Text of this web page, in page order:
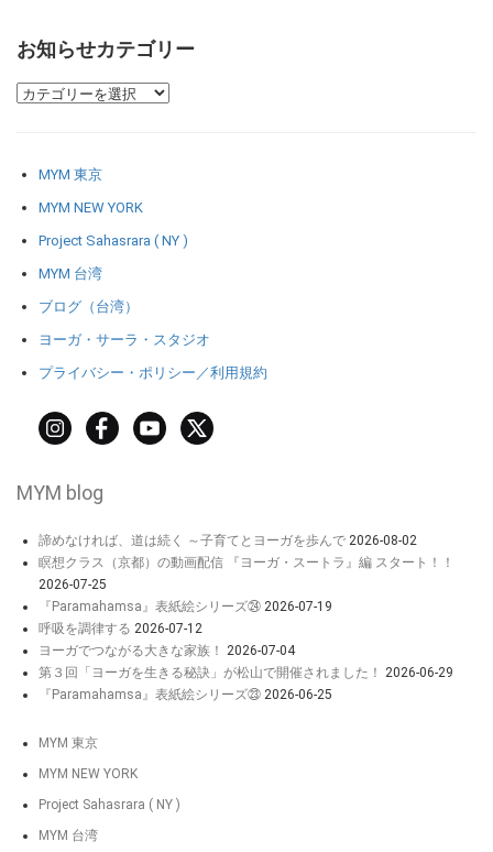
お知らせカテゴリー
MYM 東京
MYM NEW YORK
Project Sahasrara ( NY )
MYM 台湾
ブログ（台湾）
ヨーガ・サーラ・スタジオ
プライバシー・ポリシー／利用規約
MYM blog
諦めなければ、道は続く ～子育てとヨーガを歩んで 2026-08-02
瞑想クラス（京都）の動画配信 『ヨーガ・スートラ』編 スタート！！
2026-07-25
『Paramahamsa』表紙絵シリーズ㉔ 2026-07-19
呼吸を調律する 2026-07-12
ヨーガでつながる大きな家族！
2026-07-04
第３回「ヨーガを生きる秘訣」が松山で開催されました！
2026-06-29
『Paramahamsa』表紙絵シリーズ㉓ 2026-06-25
MYM 東京
MYM NEW YORK
Project Sahasrara ( NY )
MYM 台湾